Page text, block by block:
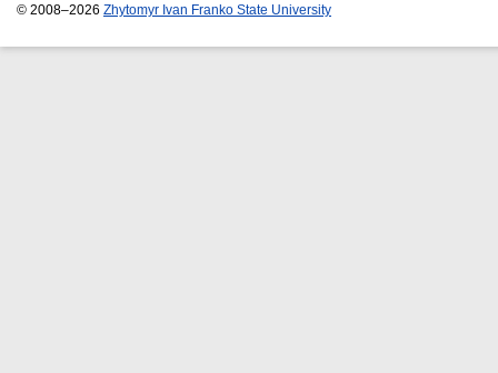
© 2008–2026 Zhytomyr Ivan Franko State University